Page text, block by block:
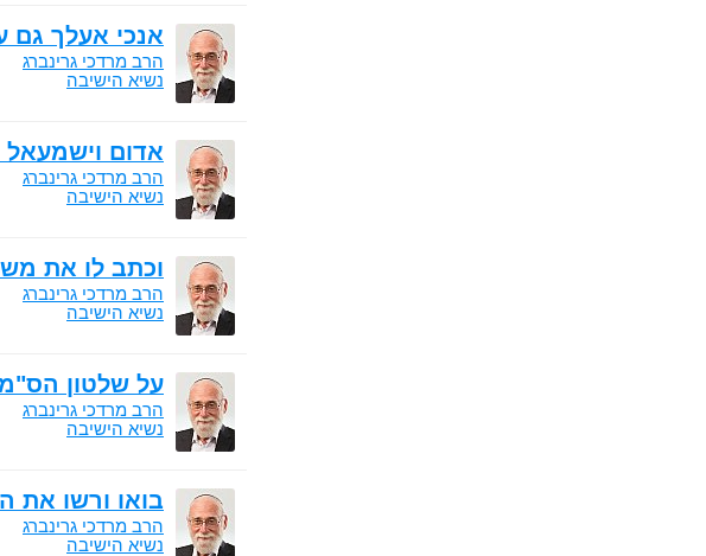
אנכי אעלך גם
הרב מרדכי גרינברג
נשיא הישיבה
אדום
הרב מרדכי גרינברג
נשיא הישיבה
וכתב לו את
הרב מרדכי גרינברג
נשיא הישיבה
על שלטון
הרב מרדכי גרינברג
נשיא הישיבה
בואו ורשו את
הרב מרדכי גרינברג
נשיא הישיבה